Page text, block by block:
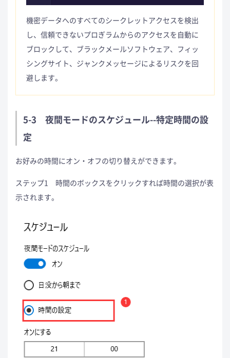
機密データへのすべてのシークレットアクセスを検出
し、信頼できないプロぎラムからのアクセスを自動に
ブロックして、ブラックメールソフトウェア、フィッ
シングサイト、ジャンクメッセージによるリスクを回
避します。
5-3 夜間モードのスケジュール--特定時間の設
定
お好みの時間にオン・オフの切り替えができます。
ステップ1 時間のボックスをクリックすれば時間の選択が表
示されます。